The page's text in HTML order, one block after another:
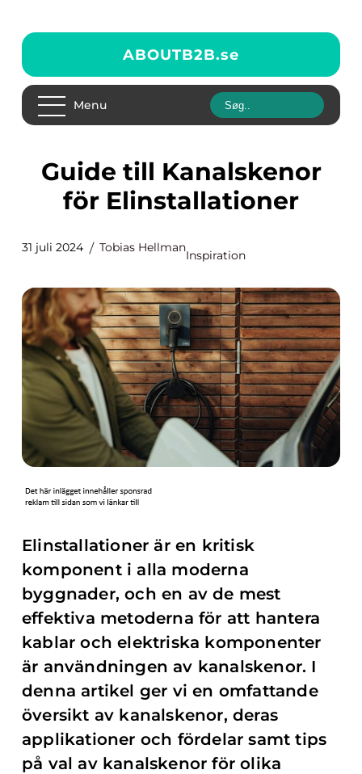
ABOUTB2B.se
Menu
Guide till Kanalskenor
för Elinstallationer
31 juli 2024 Tobias Hellman
Inspiration
Elinstallationer är en kritisk
komponent i alla moderna
byggnader, och en av de mest
effektiva metoderna för att hantera
kablar och elektriska komponenter
är användningen av kanalskenor. I
denna artikel ger vi en omfattande
översikt av kanalskenor, deras
applikationer och fördelar samt tips
på val av kanalskenor för olika